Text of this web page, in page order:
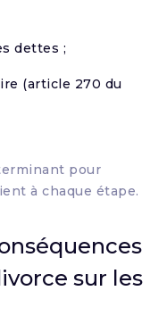
dettes ;
(article 270 du
pour
à chaque étape.
sur les